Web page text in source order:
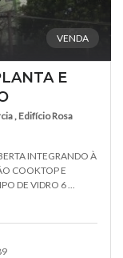
VENDA
E
, Edifício Rosa
INTEGRANDO À
COOKTOP E
DE VIDRO 6 ...